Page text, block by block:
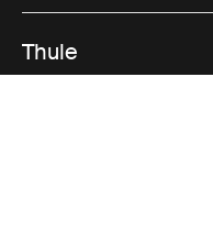
Thule